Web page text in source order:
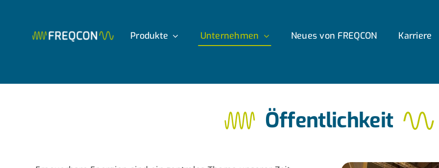
springen
Produkte Unternehmen Neues von FREQCON Karriere
Öffentlichkeit